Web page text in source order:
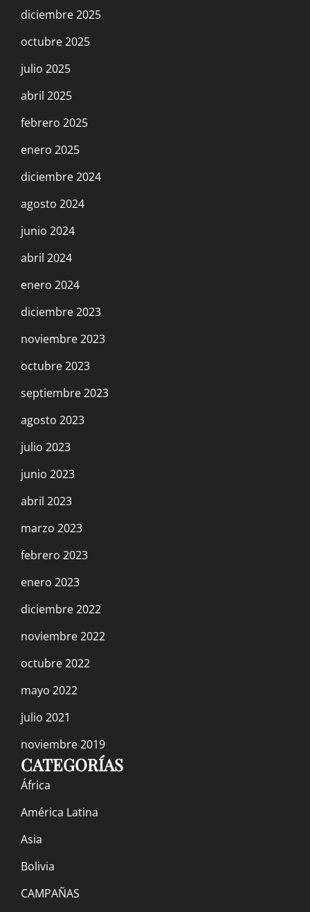
Strikes a Landmark Deal Against All Odds
26 septiembre, 2023
El Partido de Izquierda ante la huelga de
Solidaridad de todo el movimiento obrero
21 septiembre, 2023
Aristocracia obrera y Burocracia sindical
¿Acaso es Francia el eslabón más débil en
la cadena Imperialista Europea?
24 agosto, 2023
Pérez)
14 agosto, 2023
UPS PROPOSAL FOR A CONTRACT: VOTE
7 agosto, 2023
Escándalo en el Trotskismo Argentino
(Evento online)
The Part-Time Fight for $25 at UPS, the
Betrayal of TDU, and the reformist Left of
DSA and FRSO
This is Not a Movie; it is Class War:
Ucrania, 25 de junio
13 junio, 2023
diciembre 2025
octubre 2025
julio 2025
abril 2025
febrero 2025
enero 2025
diciembre 2024
agosto 2024
junio 2024
abril 2024
enero 2024
diciembre 2023
noviembre 2023
octubre 2023
septiembre 2023
agosto 2023
julio 2023
junio 2023
abril 2023
marzo 2023
febrero 2023
enero 2023
diciembre 2022
noviembre 2022
octubre 2022
mayo 2022
julio 2021
noviembre 2019
CATEGORÍAS
África
América Latina
Asia
Bolivia
CAMPAÑAS